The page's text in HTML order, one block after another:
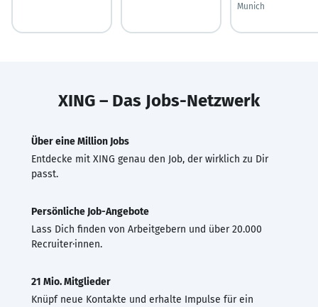
Munich
XING – Das Jobs-Netzwerk
Über eine Million Jobs
Entdecke mit XING genau den Job, der wirklich zu Dir
passt.
Persönliche Job-Angebote
Lass Dich finden von Arbeitgebern und über 20.000
Recruiter·innen.
21 Mio. Mitglieder
Knüpf neue Kontakte und erhalte Impulse für ein